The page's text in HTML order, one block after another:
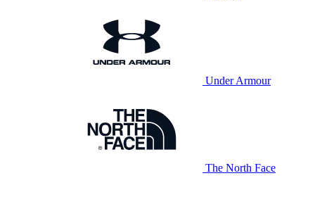
Under Armour
The North Face